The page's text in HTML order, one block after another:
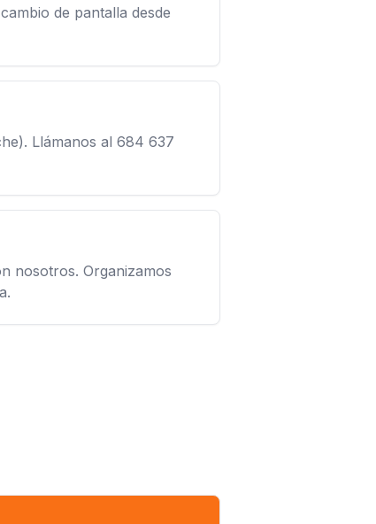
de pantalla desde
Llámanos al 684 637
nosotros. Organizamos